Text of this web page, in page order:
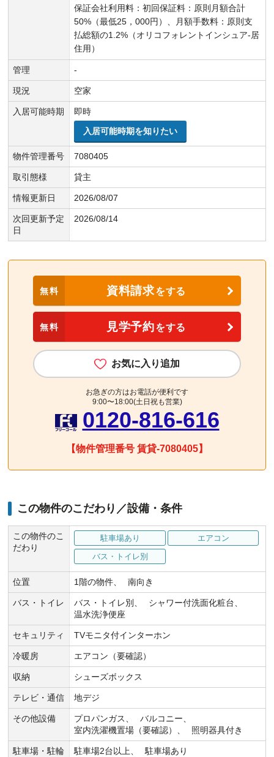
保証会社利用料：初回保証料：原則月額合計
50%（最低25，000円）、月額手数料：原則支
払総額の1.2%（オリコフォレントインシュア-居
住用）
管理 -
現況 空家
入居可能時期
即時
入居可能時期を知りたい
物件管理番号 7080405
取引態様 貸主
情報更新日 2026/08/07
次回更新予定
日
2026/08/14
無料 資料請求をする
無料 見学予約をする
お気に入り追加
お急ぎの方はお電話が便利です
9:00〜18:00(土日祝も営業)
0120-816-616
【物件管理番号 賃貸-7080405】
この物件のこだわり／設備・条件
この物件のこ
だわり
駐車場あり
エアコン
バス・トイレ別
位置 1階の物件 南向き
バス・トイレ バス・トイレ別
シャワー付洗面化粧台
温水洗浄便座
セキュリティ TVモニタ付インターホン
冷暖房 エアコン（要確認）
収納 シューズボックス
テレビ・通信 地デジ
その他設備 プロパンガス
バルコニー
室内洗濯機置場（要確認）
照明器具付き
駐車場・駐輪 駐車場2台以上 駐車場あり